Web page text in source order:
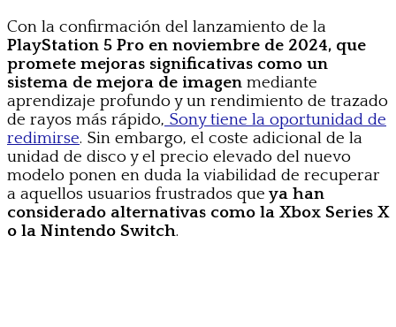
Con la confirmación del lanzamiento de la
PlayStation 5 Pro en noviembre de 2024, que
promete mejoras significativas como un
sistema de mejora de imagen mediante
aprendizaje profundo y un rendimiento de trazado
de rayos más rápido, Sony tiene la oportunidad de
redimirse. Sin embargo, el coste adicional de la
unidad de disco y el precio elevado del nuevo
modelo ponen en duda la viabilidad de recuperar
a aquellos usuarios frustrados que ya han
considerado alternativas como la Xbox Series X
o la Nintendo Switch.